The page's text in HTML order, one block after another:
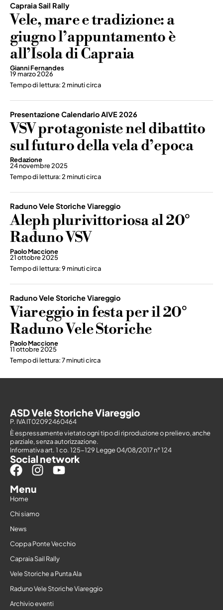
Capraia Sail Rally
Vele, mare e tradizione: a
giugno l’appuntamento è
all’Isola di Capraia
Gianni Fernandes
19 marzo 2026
Tempo di lettura: 2 minuti circa
Presentazione Calendario AIVE 2026
VSV protagoniste nel dibattito
sul futuro della vela d’epoca
Redazione
24 novembre 2025
Tempo di lettura: 2 minuti circa
Raduno Vele Storiche Viareggio
Aleph plurivittoriosa al 20°
Raduno VSV
Paolo Maccione
21 ottobre 2025
Tempo di lettura: 9 minuti circa
Raduno Vele Storiche Viareggio
Viareggio in festa per il 20°
Raduno Vele Storiche
Paolo Maccione
11 ottobre 2025
Tempo di lettura: 7 minuti circa
ASD Vele Storiche Viareggio
P. IVA IT02092460464
È espressamente vietato ogni tipo di riproduzione o prelievo, anche
parziale, senza autorizzazione.
Informativa art. 1 co. 125-129 Legge 04/08/2017 n° 124
Social network
Menu
Home
Chi siamo
News
Coppa Ponte Vecchio
Capraia Sail Rally
Vele Storiche a Punta Ala
Raduno Vele Storiche Viareggio
Archivio eventi